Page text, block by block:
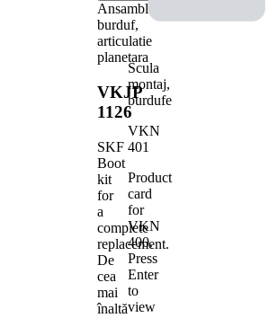
Ansamblu
burduf,
articulatie
planetara
VKJP
1126
SKF
Boot
kit
for
a
complete
replacement.
De
cea
mai
înaltă
Scula
montaj,
burdufe
VKN
401
Product
card
for
VKN
400.
Press
Enter
to
view